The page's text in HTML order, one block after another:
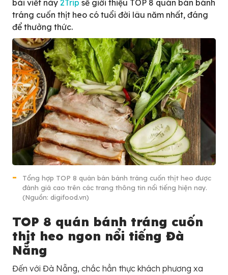
bài viết này 2Trip sẽ giới thiệu TOP 8 quán bán bánh
tráng cuốn thịt heo có tuổi đời lâu năm nhất, đáng
để thưởng thức.
Tổng hợp TOP 8 quán bán bánh tráng cuốn thịt heo được
đánh giá cao trên các trang thông tin nổi tiếng hiện nay.
(Nguồn: digifood.vn)
TOP 8 quán bánh tráng cuốn
thịt heo ngon nổi tiếng Đà
Nẵng
Đến với Đà Nẵng, chắc hẳn thực khách phương xa